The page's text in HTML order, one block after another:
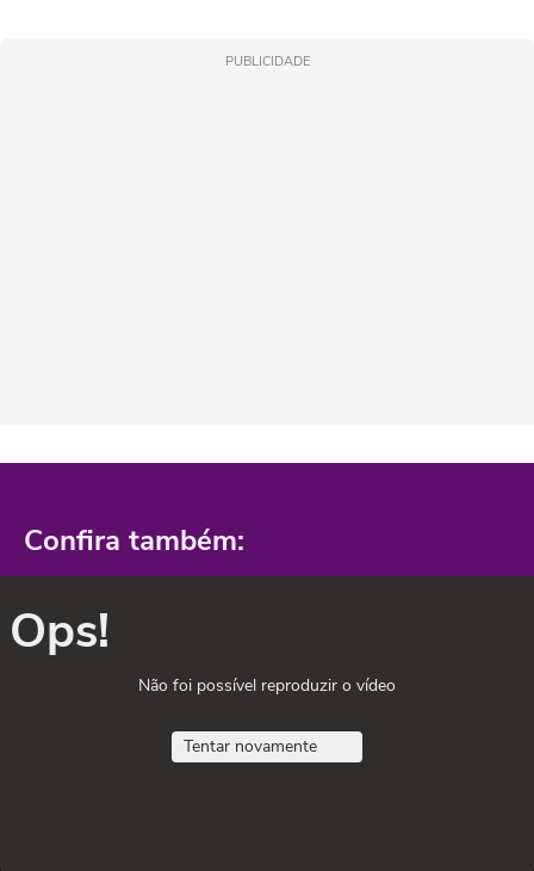
PUBLICIDADE
Confira também:
Ops!
Não foi possível reproduzir o vídeo
Tentar novamente